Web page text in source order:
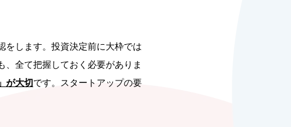
をします。投資決定前に大枠では
全て把握しておく必要がありま
が大切です。スタートアップの要